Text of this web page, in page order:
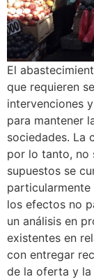
El
que requieren
intervenciones
para mantener
sociedades. La
por lo tanto, no
supuestos se
los efectos no
un análisis en
existentes en
con entregar
de la oferta y la